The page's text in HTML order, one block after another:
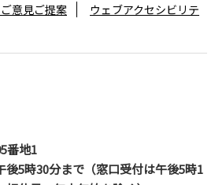
番地1
後5時30分まで（窓口受付は午後5時1
意見ご提案
ウェブアクセシビリテ